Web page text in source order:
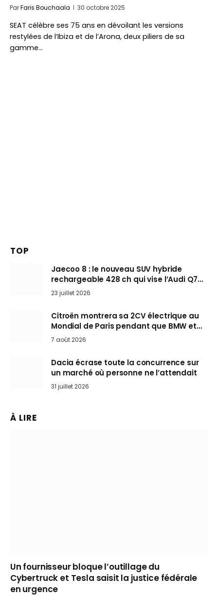
ParFaris Bouchaala 30 octobre 2025
SEAT célèbre ses 75 ans en dévoilant les versions
restylées de l’Ibiza et de l’Arona, deux piliers de sa
gamme…
TOP
Jaecoo 8 : le nouveau SUV hybride
rechargeable 428 ch qui vise l’Audi Q7
arrive en Europe cet automne
23 juillet 2026
Citroën montrera sa 2CV électrique au
Mondial de Paris pendant que BMW et
Mini désertent le salon
7 août 2026
Dacia écrase toute la concurrence sur
un marché où personne ne l’attendait
31 juillet 2026
À LIRE
Un fournisseur bloque l’outillage du
Cybertruck et Tesla saisit la justice fédérale
en urgence